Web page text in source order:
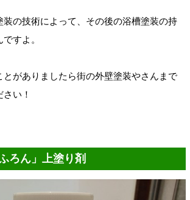
装の技術によって、その後の浴槽塗装の持
すよ。
とがありましたら街の外壁塗装やさんまで
い！
ろん」上塗り剤